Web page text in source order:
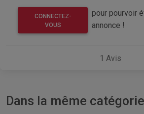
CONNECTEZ-
VOUS
pour pourvoir
annonce !
1 Avis
Dans la même catégorie